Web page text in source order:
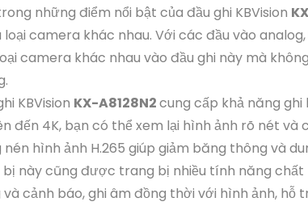
những điểm nổi bật của đầu ghi KBVision
loại camera khác nhau. Với các đầu vào
camera khác nhau vào đầu ghi này mà
KBVision KX-A8128N2cung cấp khả năng
đến 4K, bạn có thể xem lại hình ảnh rõ nét
nén hình ảnh H.265 giúp giảm băng thông và
bị này cũng được trang bị nhiều tính năng
và cảnh báo, ghi âm đồng thời với hình ảnh,